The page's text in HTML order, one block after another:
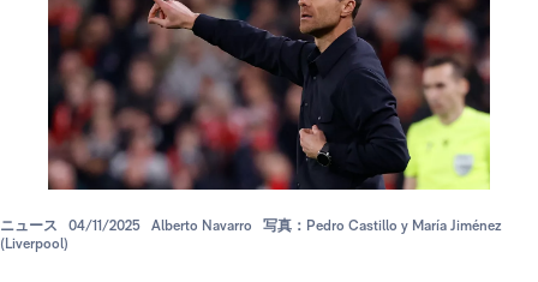
ニュース 04/11/2025 Alberto Navarro
写真：Pedro Castillo y María Jiménez
(Liverpool)